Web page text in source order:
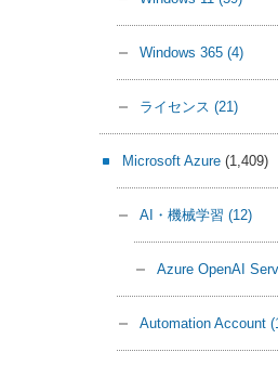
Windows 365 (4)
ライセンス (21)
Microsoft Azure (1,409)
AI・機械学習 (12)
Azure OpenAI
Automation Account